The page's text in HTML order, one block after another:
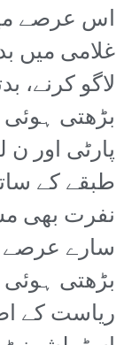
اس عرصے
غلامی میں
لاگو کرنے،
بڑھتی
پارٹی اور
طبقے کے
نفرت بھی
سارے عرصے
بڑھتی
ریاست کے